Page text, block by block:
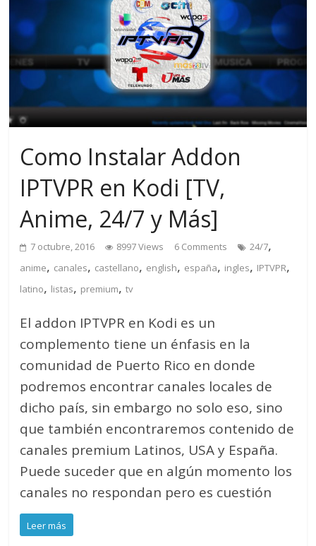
Como Instalar Addon
IPTVPR en Kodi [TV,
Anime, 24/7 y Más]
7 octubre, 2016 8997 Views 6 Comments 24/7,
anime, canales, castellano, english, españa, ingles, IPTVPR,
latino, listas, premium,tv
El addon IPTVPR en Kodi es un
complemento tiene un énfasis en la
comunidad de Puerto Rico en donde
podremos encontrar canales locales de
dicho país, sin embargo no solo eso, sino
que también encontraremos contenido de
canales premium Latinos, USA y España.
Puede suceder que en algún momento los
canales no respondan pero es cuestión
Leer más